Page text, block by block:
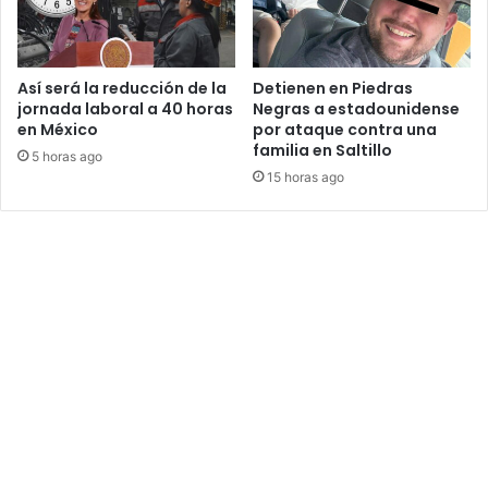
Así será la reducción de la
jornada laboral a 40 horas
en México
5 horas ago
Detienen en Piedras
Negras a estadounidense
por ataque contra una
familia en Saltillo
15 horas ago